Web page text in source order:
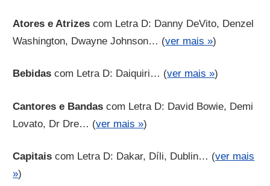
Atores e Atrizes com Letra D: Danny DeVito, Denzel
Washington, Dwayne Johnson… (ver mais »)
Bebidas com Letra D: Daiquiri… (ver mais »)
Cantores e Bandas com Letra D: David Bowie, Demi
Lovato, Dr Dre… (ver mais »)
Capitais com Letra D: Dakar, Díli, Dublin… (ver mais
»)